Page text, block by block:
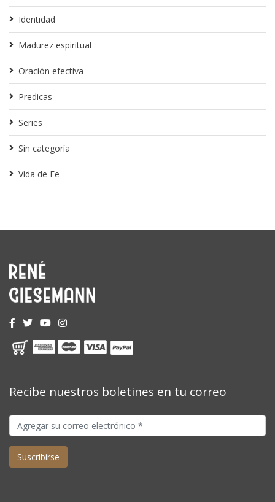
Identidad
Madurez espiritual
Oración efectiva
Predicas
Series
Sin categoría
Vida de Fe
Recibe nuestros boletines en tu correo